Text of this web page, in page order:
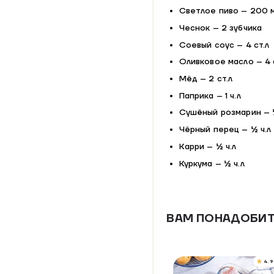
Светлое пиво – 200
Чеснок – 2 зубчика
Соевый соус – 4 ст.л
Оливковое масло – 4
Мёд – 2 ст.л
Паприка – 1 ч.л
Сушёный розмарин –
Чёрный перец – ½ ч.л
Карри – ½ ч.л
Куркума – ½ ч.л
ВАМ
4.9